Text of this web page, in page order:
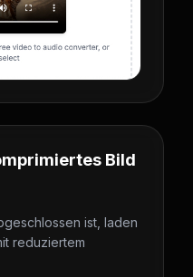
Bild
ist, laden
reduziertem